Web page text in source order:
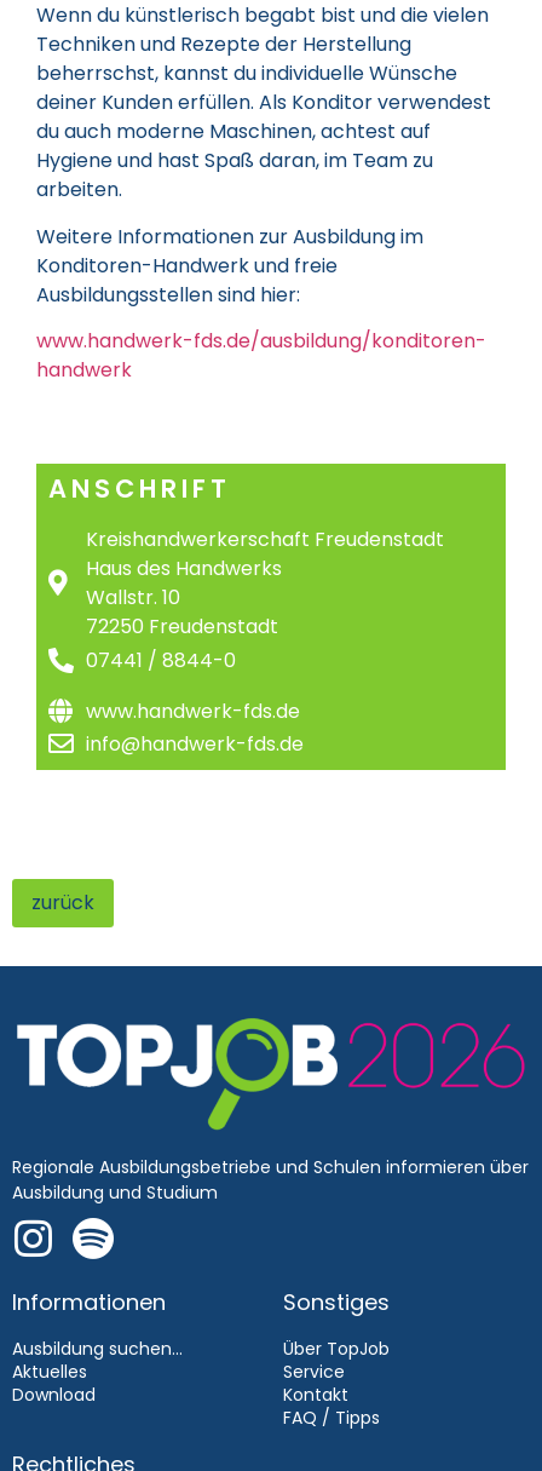
Wenn du künstlerisch begabt bist und die vielen
Techniken und Rezepte der Herstellung
beherrschst, kannst du individuelle Wünsche
deiner Kunden erfüllen. Als Konditor verwendest
du auch moderne Maschinen, achtest auf
Hygiene und hast Spaß daran, im Team zu
arbeiten.
Weitere Informationen zur Ausbildung im
Konditoren-Handwerk und freie
Ausbildungsstellen sind hier:
www.handwerk-fds.de/ausbildung/konditoren-
handwerk
ANSCHRIFT
Kreishandwerkerschaft Freudenstadt
Haus des Handwerks
Wallstr. 10
72250 Freudenstadt
07441 / 8844-0
www.handwerk-fds.de
info@handwerk-fds.de
zurück
Regionale Ausbildungsbetriebe und Schulen informieren über
Ausbildung und Studium
Informationen
Ausbildung suchen...
Aktuelles
Download
Sonstiges
Über TopJob
Service
Kontakt
FAQ / Tipps
Rechtliches